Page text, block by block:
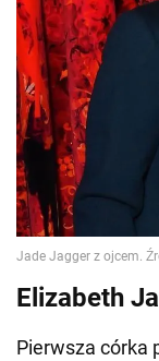
Elizabeth
Pierwsza córka